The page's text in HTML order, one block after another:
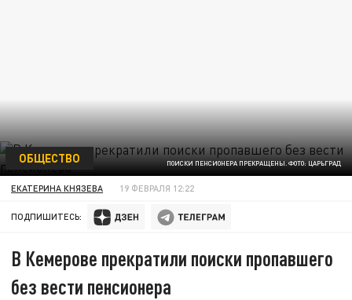
ПОИСКИ ПЕНСИОНЕРА ПРЕКРАЩЕНЫ. ФОТО: ЦАРЬГРАД
ОБЩЕСТВО
ЕКАТЕРИНА КНЯЗЕВА 19 ФЕВРАЛЯ 12:22
ПОДПИШИТЕСЬ:
В Кемерове прекратили поиски пропавшего
без вести пенсионера